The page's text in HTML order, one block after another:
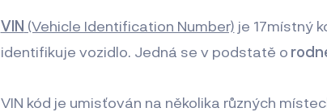
VIN (Vehicle Identification Number) je 17místný
identifikuje vozidlo. Jedná se v podstatě o
VIN kód je umisťován na několika různých